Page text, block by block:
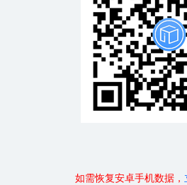
如需恢复安卓手机数据，